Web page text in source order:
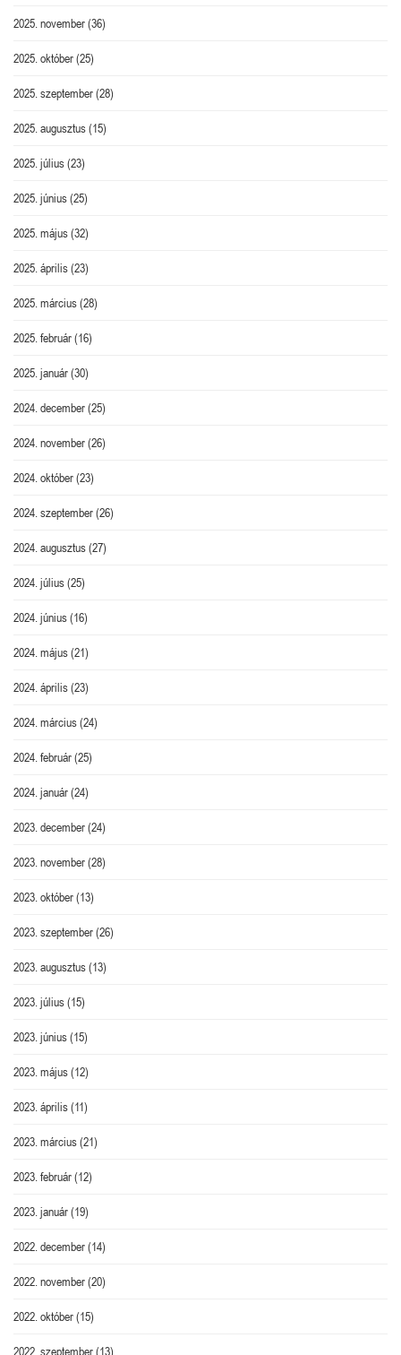
2025. november(36)
2025. október(25)
2025. szeptember(28)
2025. augusztus(15)
2025. július(23)
2025. június(25)
2025. május(32)
2025. április(23)
2025. március(28)
2025. február(16)
2025. január(30)
2024. december(25)
2024. november(26)
2024. október(23)
2024. szeptember(26)
2024. augusztus(27)
2024. július(25)
2024. június(16)
2024. május(21)
2024. április(23)
2024. március(24)
2024. február(25)
2024. január(24)
2023. december(24)
2023. november(28)
2023. október(13)
2023. szeptember(26)
2023. augusztus(13)
2023. július(15)
2023. június(15)
2023. május(12)
2023. április(11)
2023. március(21)
2023. február(12)
2023. január(19)
2022. december(14)
2022. november(20)
2022. október(15)
2022. szeptember(13)